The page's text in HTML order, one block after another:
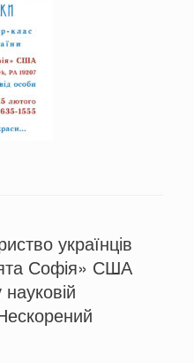
українців
Софія» США